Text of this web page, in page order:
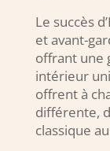
Le succès
et avant-
offrant une
intérieur
offrent à
différente,
classique